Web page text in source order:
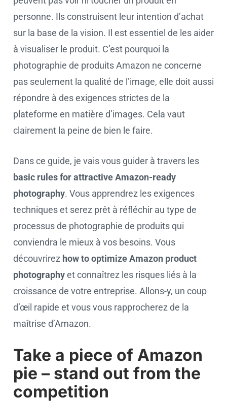
personne. Ils construisent leur intention d’achat
sur la base de la vision. Il est essentiel de les aider
à visualiser le produit. C’est pourquoi la
photographie de produits Amazon ne concerne
pas seulement la qualité de l’image, elle doit aussi
répondre à des exigences strictes de la
plateforme en matière d’images. Cela vaut
clairement la peine de bien le faire.
Dans ce guide, je vais vous guider à travers les
basic rules for attractive Amazon-ready
photography. Vous apprendrez les exigences
techniques et serez prêt à réfléchir au type de
processus de photographie de produits qui
conviendra le mieux à vos besoins. Vous
découvrirez how to optimize Amazon product
photographyet connaîtrez les risques liés à la
croissance de votre entreprise. Allons-y, un coup
d’œil rapide et vous vous rapprocherez de la
maîtrise d’Amazon.
Take a piece of Amazon
pie – stand out from the
competition